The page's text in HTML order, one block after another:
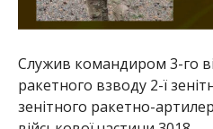
Служив командиром 3-го
ракетного взводу 2-ї
зенітного ракетно-